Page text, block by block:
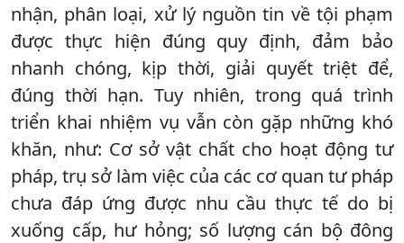
nhận, phân loại, xử lý nguồn tin về tội phạm
được thực hiện đúng quy định, đảm bảo
nhanh chóng, kịp thời, giải quyết triệt để,
đúng thời hạn. Tuy nhiên, trong quá trình
triển khai nhiệm vụ vẫn còn gặp những khó
khăn, như: Cơ sở vật chất cho hoạt động tư
pháp, trụ sở làm việc của các cơ quan tư pháp
chưa đáp ứng được nhu cầu thực tế do bị
xuống cấp, hư hỏng; số lượng cán bộ đông